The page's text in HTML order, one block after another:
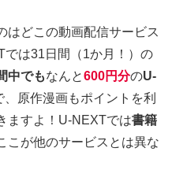
はどこの動画配信サービス
は31日間（1か月！）の
中でもなんと600円分のU-
、原作漫画もポイントを利
ますよ！U-NEXTでは書籍
こが他のサービスとは異な